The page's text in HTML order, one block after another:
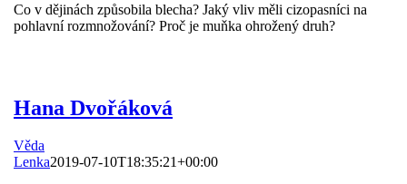
Co v dějinách způsobila blecha? Jaký vliv měli cizopasníci na
pohlavní rozmnožování? Proč je muňka ohrožený druh?
Hana Dvořáková
Věda
Lenka2019-07-10T18:35:21+00:00